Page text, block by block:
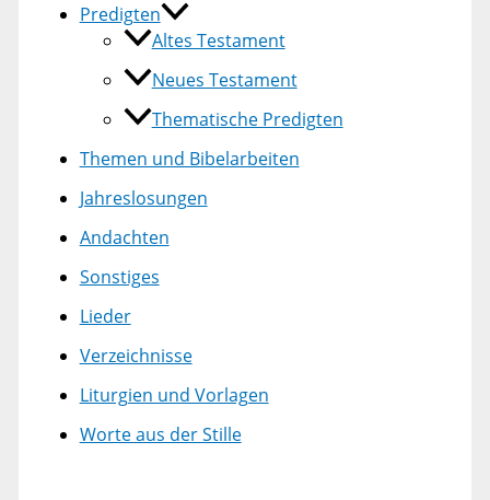
Predigten
Altes Testament
Neues Testament
Thematische Predigten
Themen und Bibelarbeiten
Jahreslosungen
Andachten
Sonstiges
Lieder
Verzeichnisse
Liturgien und Vorlagen
Worte aus der Stille